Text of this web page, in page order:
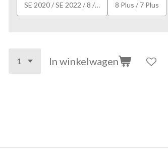
SE 2020 / SE 2022 / 8 / 7 8 Plus / 7 Plus
In winkelwagen